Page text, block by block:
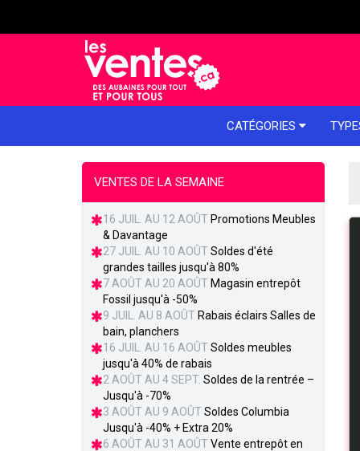
CATÉGORIES
VENTES DE LA SEMAINE
16 JUIL. AU 12 AOÛT Promotions Meubles
& Davantage
27 JUIL. AU 10 AOÛT Soldes d'été
grandes tailles jusqu'à 80%
7 AOÛT AU 20 AOÛT Magasin entrepôt
Fossil jusqu'à -50%
9 JUIL. AU 8 AOÛT Rabais éclairs Salles de
bain, planchers
16 JUIL. AU 16 AOÛT Soldes meubles
jusqu'à 40% de rabais
2 AOÛT AU 4 SEPT. Soldes de la rentrée –
Jusqu'à -70%
3 AOÛT AU 9 AOÛT Soldes Columbia
Jusqu'à -40% + Extra 20%
6 AOÛT AU 31 AOÛT Vente entrepôt en